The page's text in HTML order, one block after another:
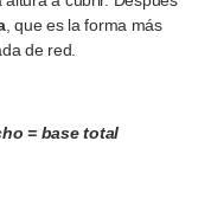
, que es la forma más
de red.
= base total